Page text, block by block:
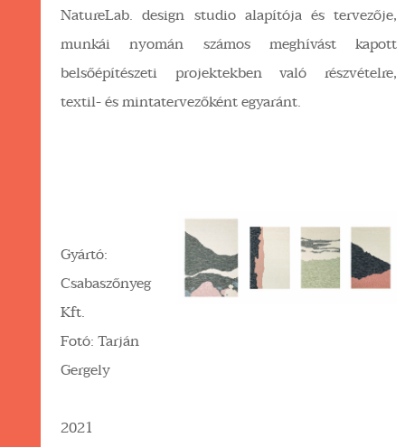
NatureLab. design studio alapítója és tervezője,
munkái nyomán számos meghívást kapott
belsőépítészeti projektekben való részvételre,
textil- és mintatervezőként egyaránt.
Gyártó:
Csabaszőnyeg
Kft.
Fotó: Tarján
Gergely
2021